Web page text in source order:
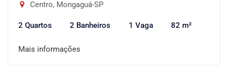
Centro, Mongaguá-SP
2 Quartos 2 Banheiros 1 Vaga 82 m²
Mais informações